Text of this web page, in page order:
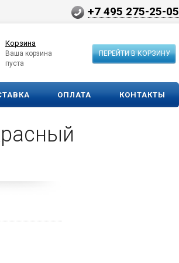
+7 495 275-25-05
Корзина
Ваша корзина
пуста
ПЕРЕЙТИ В КОРЗИНУ
ОПЛАТА КОНТАКТЫ